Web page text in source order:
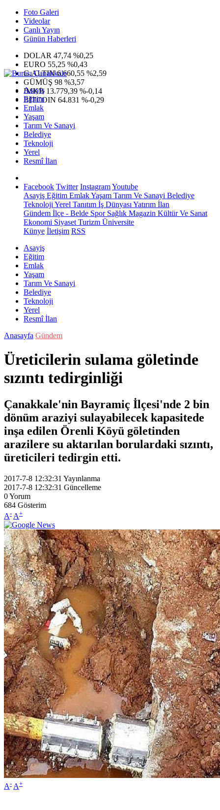
Foto Galeri
Videolar
Canlı Yayın
Günün Haberleri
DOLAR 47,74 %0,25
EURO 55,25 %0,43
G.ALTIN6.660,55 %2,59
GÜMÜŞ 98 %3,57
IMKB 13.779,39 %-0,14
BITCOIN 64.831 %-0,29
Asayiş
Eğitim
Emlak
Yaşam
Tarım Ve Sanayi
Belediye
Teknoloji
Yerel
Resmî İlan
Facebook Twitter InstagramYoutube
Asayiş Eğitim EmlakYaşam Tarım Ve Sanayi Belediye
Teknoloji Yerel Tanıtım İş Dünyası Yatırım İlan
Gündem İlçe - Belde SporSağlık Magazin Kültür Ve Sanat
Ekonomi Siyaset Turizm Üniversite
Künye İletişim RSS
Asayiş
Eğitim
Emlak
Yaşam
Tarım Ve Sanayi
Belediye
Teknoloji
Yerel
Resmî İlan
Anasayfa Gündem
Üreticilerin sulama göletinde
sızıntı tedirginliği
Çanakkale'nin Bayramiç İlçesi'nde 2 bin
dönüm araziyi sulayabilecek kapasitede
inşa edilen Örenli Köyü göletinden
arazilere su aktarılan borulardaki sızıntı,
üreticileri tedirgin etti.
2017-7-8 12:32:31 Yayınlanma
2017-7-8 12:32:31 Güncelleme
0Yorum
684 Gösterim
A- A+
A- A+